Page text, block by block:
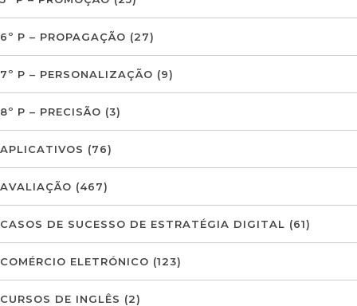
6º P – PROPAGAÇÃO (27)
7º P – PERSONALIZAÇÃO (9)
8º P – PRECISÃO (3)
APLICATIVOS (76)
AVALIAÇÃO (467)
CASOS DE SUCESSO DE ESTRATÉGIA DIGITAL (61)
COMÉRCIO ELETRÓNICO (123)
CURSOS DE INGLÊS (2)